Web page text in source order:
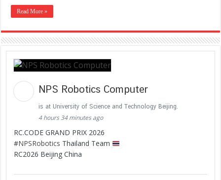
Read More »
NPS Robotics Computer
is at University of Science and Technology Beijing.
4 hours 34 minutes ago
RC.CODE GRAND PRIX 2026
#NPSRobotics Thailand Team
RC2026 Beijing China